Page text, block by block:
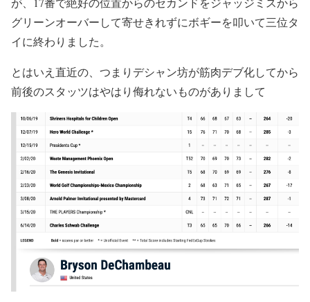
グリーンオーバーして寄せきれずにボギーを叩いて三位タ
イに終わりました。
とはいえ直近の、つまりデシャン坊が筋肉デブ化してから
前後のスタッツはやはり侮れないものがありまして